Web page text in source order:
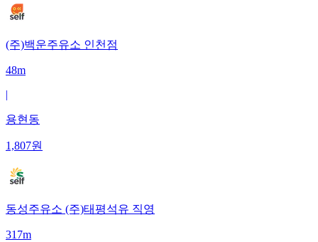
(주)백운주유소 인천점
48m
|
용현동
1,807원
동성주유소 (주)태평석유 직영
317m